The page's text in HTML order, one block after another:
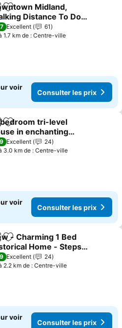
Ajouter à mes favoris
Midland,
Distance To Dow
Tree Canopy
Main Street
Excellent
61
1.7 km de : Centre-ville
voir
Consulter les prix
Ajouter à mes favoris
tri-level
in enchanting
with WiFi, AC.
friendly.
Excellent
24
3.0 km de : Centre-ville
voir
Consulter les prix
Ajouter à mes favoris
- Charming 1 Bed
Home - Steps
Downtown Midland
Excellent
24
2.2 km de : Centre-ville
voir
Consulter les prix